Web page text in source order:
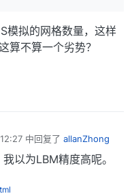
模拟的网格数量，这样
算不算一个劣势？
中回复了 allanZhong
以为LBM精度高呢。